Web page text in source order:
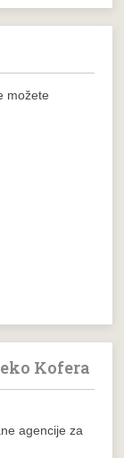
možete
Kofera
agencije za